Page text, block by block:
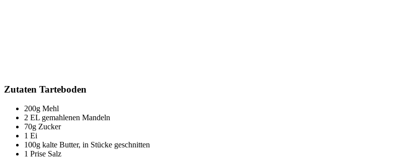
Zutaten Tarteboden
200g Mehl
2 EL gemahlenen Mandeln
70g Zucker
1 Ei
100g kalte Butter, in Stücke geschnitten
1 Prise Salz